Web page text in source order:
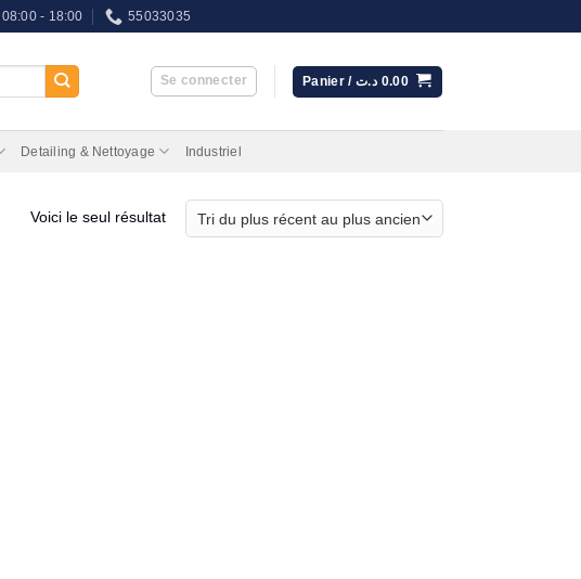
08:00 - 18:00 55033035
Se connecter Panier / 0.00 د.ت
Detailing & Nettoyage Industriel
Voici le seul résultat